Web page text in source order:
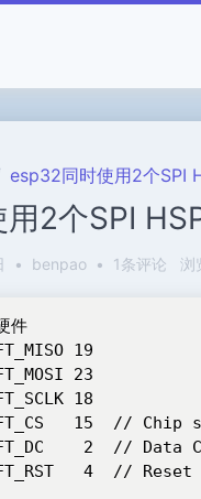
esp32同时使用2个SPI
2个SPI
• benpao • 1条评论 浏
件
19
23
18
15  // Chip
2  // Data
4  //